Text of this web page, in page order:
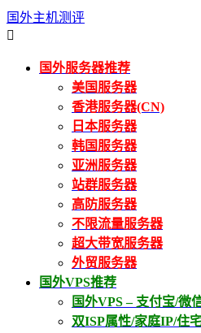
国外主机测评

国外服务器推荐
美国服务器
香港服务器(CN)
日本服务器
韩国服务器
亚洲服务器
站群服务器
高防服务器
不限流量服务器
超大带宽服务器
外贸服务器
国外VPS推荐
国外VPS – 支付宝/微
双ISP属性/家庭IP/住